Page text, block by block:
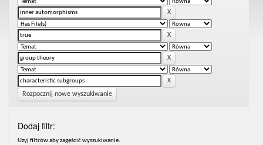
Rozpocznij nowe wyszukiwanie
Dodaj filtr:
Uzyj filtrów aby zagęścić wyszukiwanie.